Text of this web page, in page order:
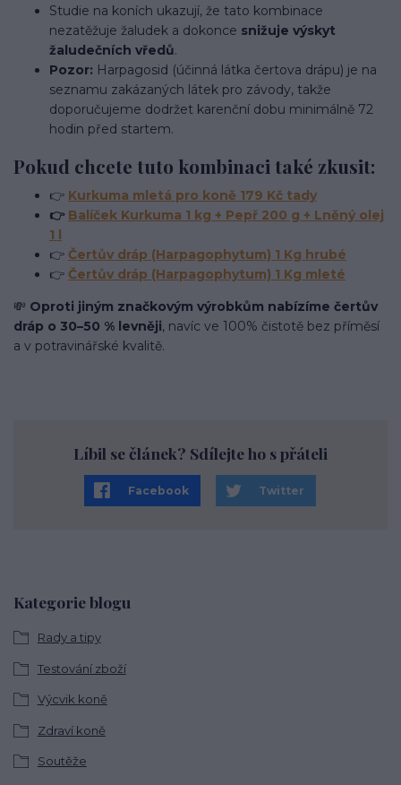
Kategorie blogu
Rady a tipy
Testování zboží
Výcvik koně
Zdraví koně
Soutěže
Studie na koních ukazují, že tato kombinace
nezatěžuje žaludek a dokonce snižuje výskyt
žaludečních vředů.
Pozor: Harpagosid (účinná látka čertova drápu) je na
seznamu zakázaných látek pro závody, takže
doporučujeme dodržet karenční dobu minimálně 72
hodin před startem.
Pokud chcete tuto kombinaci také zkusit:
👉 Kurkuma mletá pro koně 179 Kč tady
👉 Balíček Kurkuma 1 kg + Pepř 200 g + Lněný olej
1 l
👉 Čertův dráp (Harpagophytum) 1 Kg hrubé
👉 Čertův dráp (Harpagophytum) 1 Kg mleté
💸 Oproti jiným značkovým výrobkům nabízíme čertův
dráp o 30–50 % levněji, navíc ve 100% čistotě bez příměsí
a v potravinářské kvalitě.
Líbil se článek? Sdílejte ho s přáteli
Facebook Twitter